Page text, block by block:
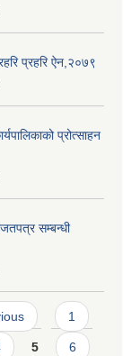
प्रहरि ऐन,२०७९
प्रोत्साहन
सम्बन्धी
1
5 6